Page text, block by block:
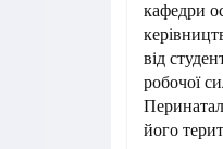
кафедри
від
робочої
його